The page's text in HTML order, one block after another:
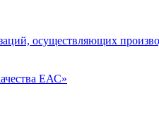
осуществляющих
ЕАС»